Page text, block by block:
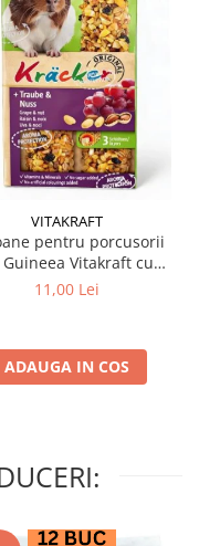
VITAKRAFT
pentru porcusorii
Vitakraft cu
struguri & nuci 2 buc
11,00 Lei
ADAUGA IN COS